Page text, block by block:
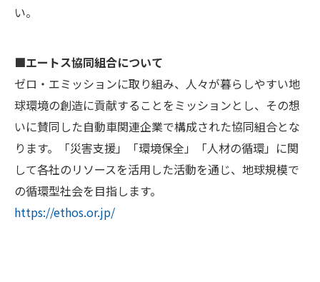
い。
■エートス協同組合について
ゼロ・エミッションに取り組み、人々が暮らしやすい地
球環境の創造に貢献することをミッションとし、その想
いに賛同した自動車関連企業で構成された協同組合とな
ります。「災害支援」「環境保全」「人材の循環」に関
して各社のリソースを活用した活動を通じ、地球規模で
の循環型社会を目指します。
https://ethos.or.jp/